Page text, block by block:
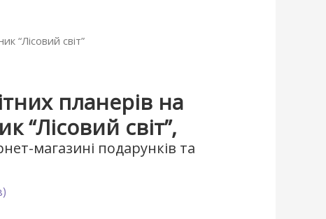
“Лісовий світ”
планерів на
“Лісовий світ”,
магазині подарунків та